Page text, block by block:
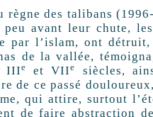
des talibans
avant leur chute,
par l’islam, ont
de la vallée,
IIIe et VIIe
siècles,
de ce passé
qui attire, surtout
de faire abstraction